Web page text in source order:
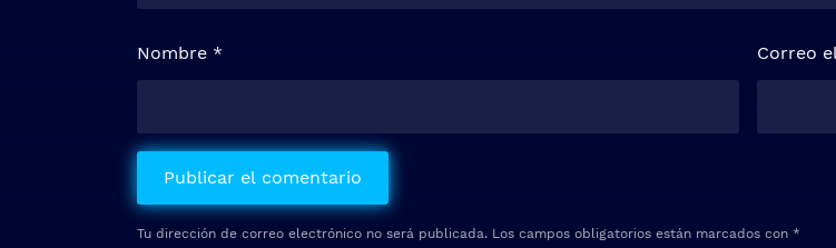
Tu dirección de correo electrónico no será publicada. Los campos obligatorios están marcados con *
Nombre * Correo